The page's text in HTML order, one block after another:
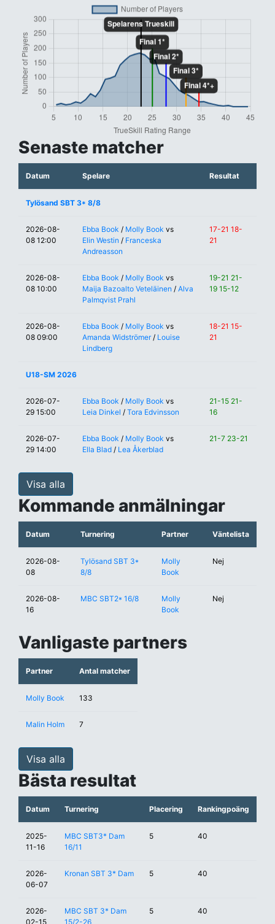
Senaste matcher
Datum Spelare Resultat
Tylösand SBT 3* 8/8
2026-08-
08 12:00
Ebba Book / Molly Book vs
Elin Westin / Franceska
Andreasson
17-21 18-
21
2026-08-
08 10:00
Ebba Book / Molly Book vs
Maija Bazoalto Veteläinen / Alva
Palmqvist Prahl
19-21 21-
19 15-12
2026-08-
08 09:00
Ebba Book / Molly Book vs
Amanda Widströmer/ Louise
Lindberg
18-21 15-
21
U18-SM 2026
2026-07-
29 15:00
Ebba Book / Molly Book vs
Leia Dinkel / Tora Edvinsson
21-15 21-
16
2026-07-
29 14:00
Ebba Book / Molly Book vs
Ella Blad / Lea Åkerblad
21-7 23-21
Visa alla
Kommande anmälningar
Datum Turnering Partner Väntelista
2026-08-
08
Tylösand SBT 3*
8/8
Molly
Book
Nej
2026-08-
16
MBC SBT2* 16/8
Molly
Book
Nej
Vanligaste partners
Partner Antal matcher
Molly Book 133
Malin Holm 7
Visa alla
Bästa resultat
Datum Turnering Placering Rankingpoäng
2025-
11-16
MBC SBT3* Dam
16/11
5 40
2026-
06-07
Kronan SBT 3* Dam 5 40
2026-
02-15
MBC SBT 3* Dam
15/2-26
5 40